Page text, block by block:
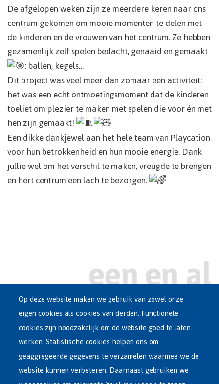
De afgelopen weken zijn ze meerdere keren naar ons
centrum gekomen om mooie momenten te delen met
de kinderen en de vrouwen van het centrum. Ze hebben
gezamenlijk zelf spelen bedacht, genaaid en gemaakt
: ballen, kegels…
Dit project was veel meer dan zomaar een activiteit:
het was een echt ontmoetingsmoment dat de kinderen
toeliet om plezier te maken met spelen die voor én met
hen zijn gemaakt!
Een dikke dankjewel aan het hele team van Playcation
voor hun betrokkenheid en hun mooie energie. Dank
jullie wel om het verschil te maken, vreugde te brengen
en hert centrum een lach te bezorgen.
Main
Dutch
Menu
ASIEL IN BELGIË
OPVANGNETWERK
VRIJWILLIGE TERUGKEER
Op deze website maken we gebruik van zowel onze
eigen cookies als cookies van derden. Functionele
cookies zijn noodzakelijk om de website goed te laten
werken. Statistische cookies helpen ons om
geaggregeerde gegevens te verzamelen waarmee we de
website kunnen verbeteren. Daarnaast gebruiken we